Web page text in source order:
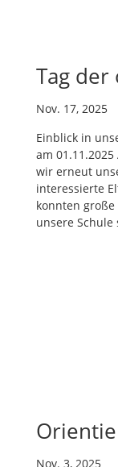
Tag
Nov. 17, 2025
Einblick in
am
wir erneut
interessierte
konnten große
unsere Schule
Nov. 3, 2025